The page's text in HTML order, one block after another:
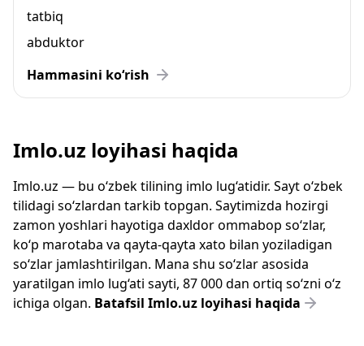
tatbiq
abduktor
Hammasini ko‘rish
Imlo.uz loyihasi haqida
Imlo.uz — bu o‘zbek tilining imlo lug‘atidir. Sayt o‘zbek
tilidagi so‘zlardan tarkib topgan. Saytimizda hozirgi
zamon yoshlari hayotiga daxldor ommabop so‘zlar,
ko‘p marotaba va qayta-qayta xato bilan yoziladigan
so‘zlar jamlashtirilgan. Mana shu so‘zlar asosida
yaratilgan imlo lug‘ati sayti, 87 000 dan ortiq so‘zni o‘z
ichiga olgan. Batafsil Imlo.uz loyihasi haqida